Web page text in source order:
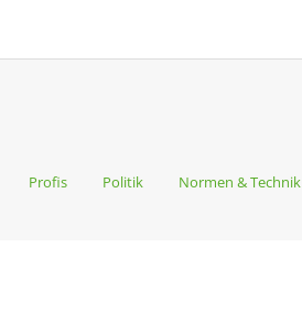
Profis Politik Normen & Technik